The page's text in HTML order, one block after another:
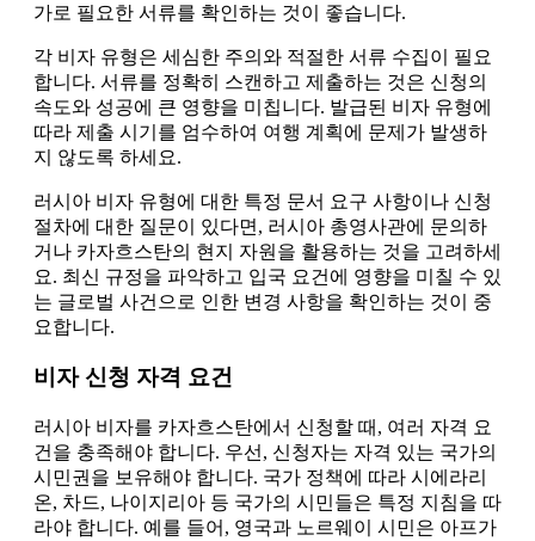
가로 필요한 서류를 확인하는 것이 좋습니다.
각 비자 유형은 세심한 주의와 적절한 서류 수집이 필요
합니다. 서류를 정확히 스캔하고 제출하는 것은 신청의
속도와 성공에 큰 영향을 미칩니다. 발급된 비자 유형에
따라 제출 시기를 엄수하여 여행 계획에 문제가 발생하
지 않도록 하세요.
러시아 비자 유형에 대한 특정 문서 요구 사항이나 신청
절차에 대한 질문이 있다면, 러시아 총영사관에 문의하
거나 카자흐스탄의 현지 자원을 활용하는 것을 고려하세
요. 최신 규정을 파악하고 입국 요건에 영향을 미칠 수 있
는 글로벌 사건으로 인한 변경 사항을 확인하는 것이 중
요합니다.
비자 신청 자격 요건
러시아 비자를 카자흐스탄에서 신청할 때, 여러 자격 요
건을 충족해야 합니다. 우선, 신청자는 자격 있는 국가의
시민권을 보유해야 합니다. 국가 정책에 따라 시에라리
온, 차드, 나이지리아 등 국가의 시민들은 특정 지침을 따
라야 합니다. 예를 들어, 영국과 노르웨이 시민은 아프가